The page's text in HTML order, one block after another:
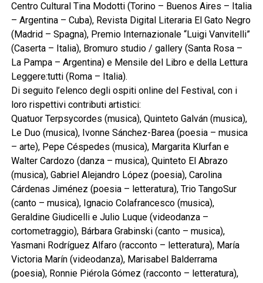
Centro Cultural Tina Modotti (Torino – Buenos Aires – Italia
– Argentina – Cuba), Revista Digital Literaria El Gato Negro
(Madrid – Spagna), Premio Internazionale “Luigi Vanvitelli”
(Caserta – Italia), Bromuro studio / gallery (Santa Rosa –
La Pampa – Argentina) e Mensile del Libro e della Lettura
Leggere:tutti (Roma – Italia).
Di seguito l’elenco degli ospiti online del Festival, con i
loro rispettivi contributi artistici:
Quatuor Terpsycordes (musica), Quinteto Galván (musica),
Le Duo (musica), Ivonne Sánchez-Barea (poesia – musica
– arte), Pepe Céspedes (musica), Margarita Klurfan e
Walter Cardozo (danza – musica), Quinteto El Abrazo
(musica), Gabriel Alejandro López (poesia), Carolina
Cárdenas Jiménez (poesia – letteratura), Trio TangoSur
(canto – musica), Ignacio Colafrancesco (musica),
Geraldine Giudicelli e Julio Luque (videodanza –
cortometraggio), Bárbara Grabinski (canto – musica),
Yasmani Rodríguez Alfaro (racconto – letteratura), María
Victoria Marín (videodanza), Marisabel Balderrama
(poesia), Ronnie Piérola Gómez (racconto – letteratura),